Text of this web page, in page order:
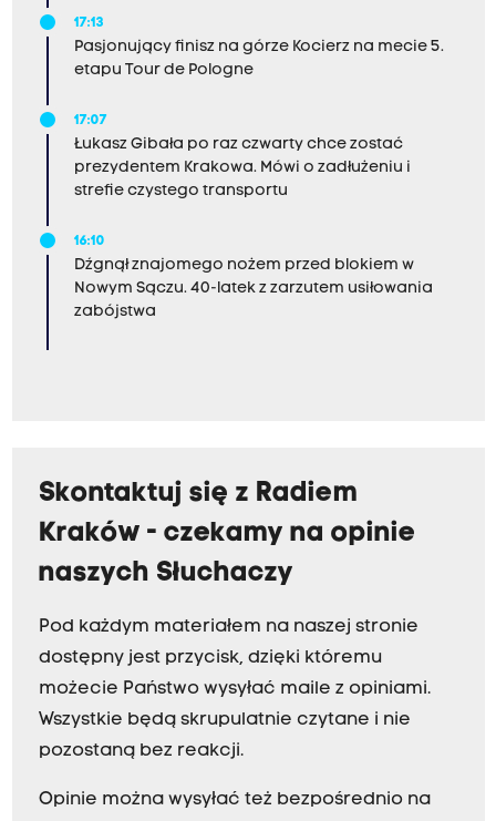
17:13
Pasjonujący finisz na górze Kocierz na mecie 5.
etapu Tour de Pologne
17:07
Łukasz Gibała po raz czwarty chce zostać
prezydentem Krakowa. Mówi o zadłużeniu i
strefie czystego transportu
16:10
Dźgnął znajomego nożem przed blokiem w
Nowym Sączu. 40-latek z zarzutem usiłowania
zabójstwa
Skontaktuj się z Radiem
Kraków - czekamy na opinie
naszych Słuchaczy
Pod każdym materiałem na naszej stronie
dostępny jest przycisk, dzięki któremu
możecie Państwo wysyłać maile z opiniami.
Wszystkie będą skrupulatnie czytane i nie
pozostaną bez reakcji.
Opinie można wysyłać też bezpośrednio na